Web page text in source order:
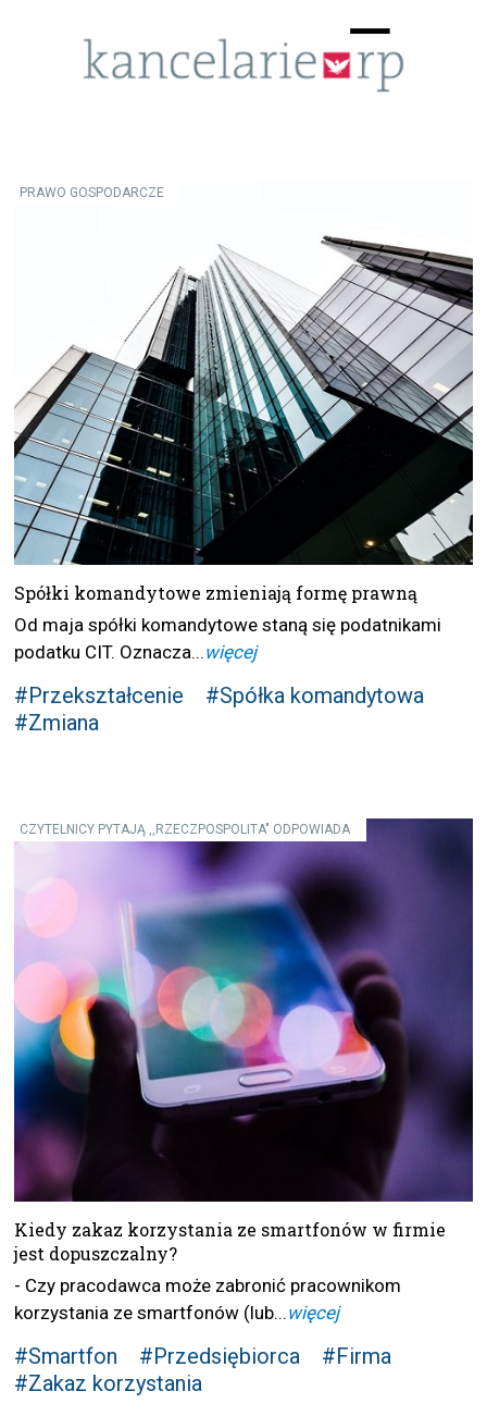
☰
PRAWO GOSPODARCZE
Spółki komandytowe zmieniają formę prawną
Od maja spółki komandytowe staną się podatnikami
podatku CIT. Oznacza...więcej
#Przekształcenie
#Spółka komandytowa
#Zmiana
CZYTELNICY PYTAJĄ ,,RZECZPOSPOLITA" ODPOWIADA
Kiedy zakaz korzystania ze smartfonów w firmie
jest dopuszczalny?
- Czy pracodawca może zabronić pracownikom
korzystania ze smartfonów (lub...więcej
#Smartfon #Przedsiębiorca
#Firma
#Zakaz korzystania